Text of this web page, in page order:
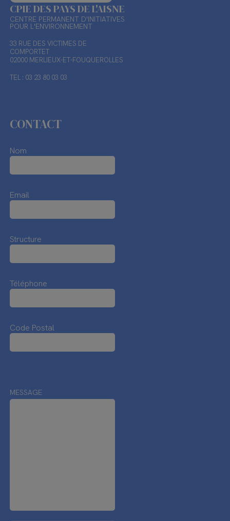
CPIE DES PAYS DE L'AISNE
CENTRE PERMANENT D'INITIATIVES
POUR L'ENVIRONNEMENT
33 RUE DES VICTIMES DE
COMPORTET
02000 MERLIEUX-ET-FOUQUEROLLES
TEL : 03 23 80 03 03
CONTACT
Nom
Email
Structure
Téléphone
Code Postal
MESSAGE